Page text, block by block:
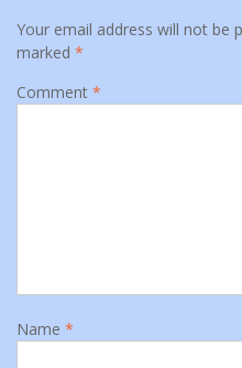
Your email address will not be
marked *
Comment *
Name *